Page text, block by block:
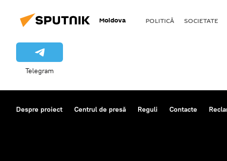
Moldova POLITICĂ SOCIETATE
Telegram
Despre proiect Centrul de presă Reguli Contacte